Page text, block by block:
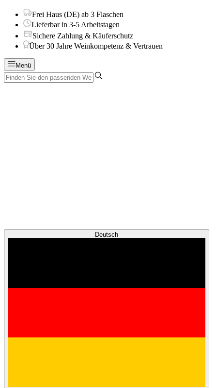
Frei Haus (DE) ab 3 Flaschen
Lieferbar in 3-5 Arbeitstagen
Sichere Zahlung & Käuferschutz
Über 30 Jahre Weinkompetenz & Vertrauen
Menü
Deutsch